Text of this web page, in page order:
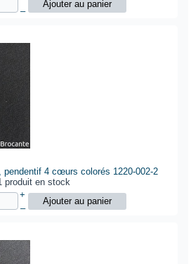
–
pendentif 4 cœurs colorés 1220-002-2
produit en stock
+
–